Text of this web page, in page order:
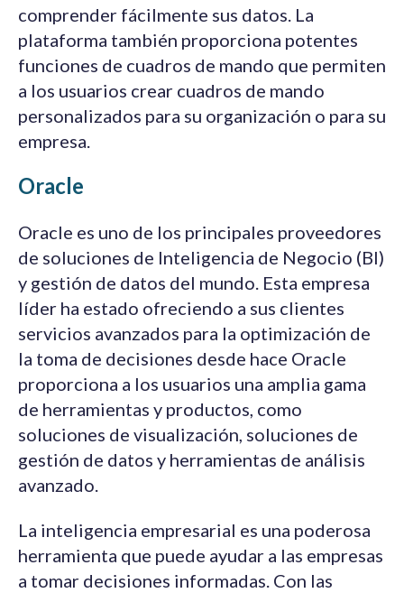
comprender fácilmente sus datos. La
plataforma también proporciona potentes
funciones de cuadros de mando que permiten
a los usuarios crear cuadros de mando
personalizados para su organización o para su
empresa.
Oracle
Oracle es uno de los principales proveedores
de soluciones de Inteligencia de Negocio (BI)
y gestión de datos del mundo. Esta empresa
líder ha estado ofreciendo a sus clientes
servicios avanzados para la optimización de
la toma de decisiones desde hace Oracle
proporciona a los usuarios una amplia gama
de herramientas y productos, como
soluciones de visualización, soluciones de
gestión de datos y herramientas de análisis
avanzado.
La inteligencia empresarial es una poderosa
herramienta que puede ayudar a las empresas
a tomar decisiones informadas. Con las